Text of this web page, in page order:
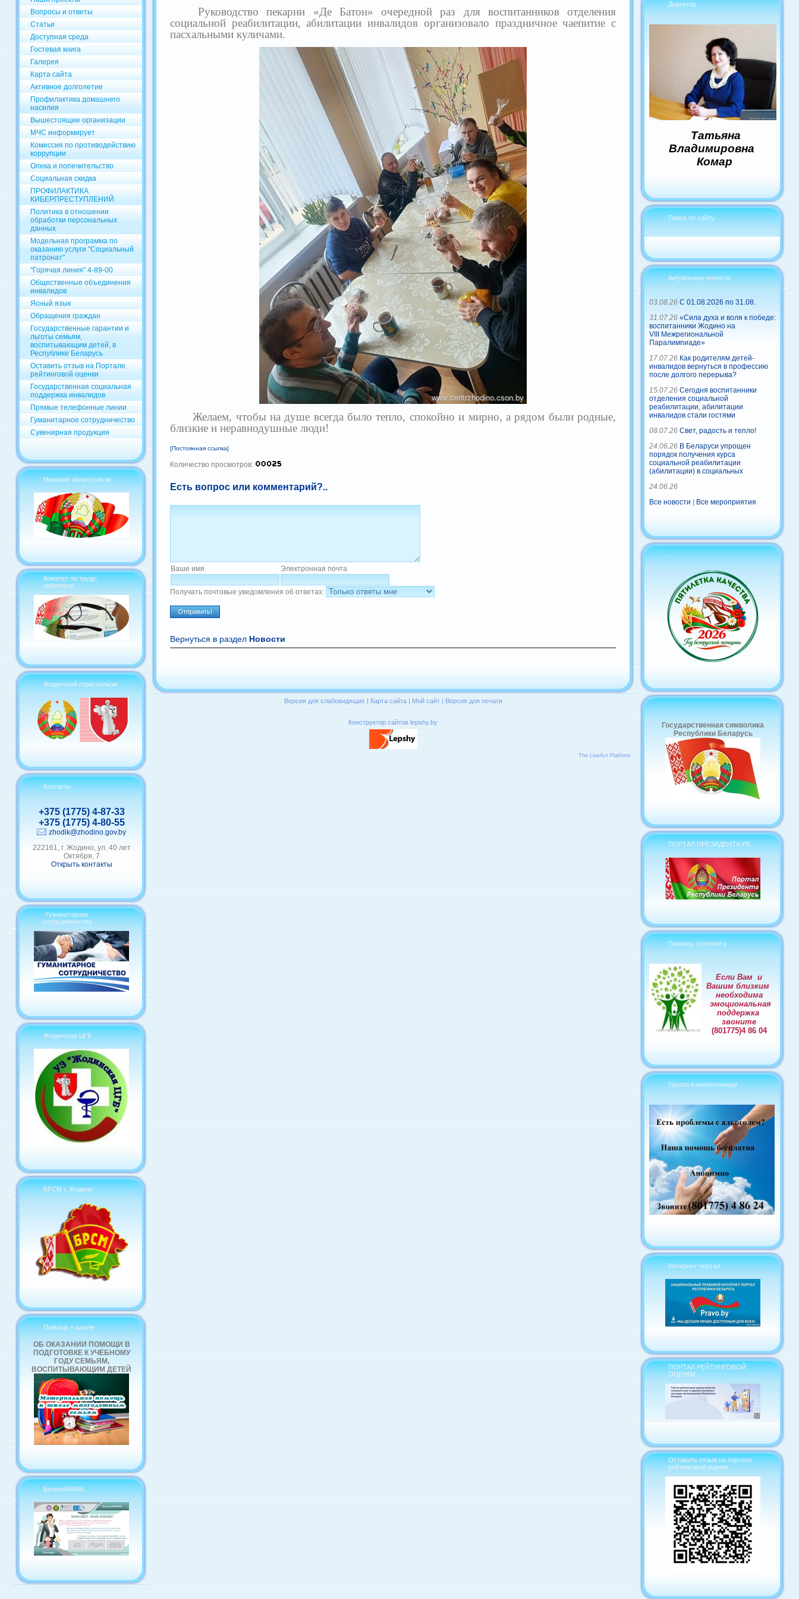
Вопросы и ответы
Статьи
Доступная среда
Гостевая книга
Галерея
Карта сайта
Активное долголетие
Профилактика домашнего
насилия
Вышестоящие организации
МЧС информирует
Комиссия по противодействию
коррупции
Опека и попечительство
Социальная скидка
ПРОФИЛАКТИКА
КИБЕРПРЕСТУПЛЕНИЙ
Политика в отношении
обработки персональных
данных
Модельная программа по
оказанию услуги "Социальный
патронат"
"Горячая линия" 4-89-00
Общественные объединения
инвалидов
Ясный язык
Обращения граждан
Государственные гарантии и
льготы семьям,
воспитывающим детей, в
Республике Беларусь
Оставить отзыв на Портале
рейтинговой оценки
Государственная социальная
поддержка инвалидов
Прямые телефонные линии
Гуманитарное сотрудничество
Сувенирная продукция
Минский облисполком
Комитет по труду,
занятости
Жодинский горисполком
Контакты
+375 (1775) 4-87-33
+375 (1775) 4-80-55
zhodik@zhodino.gov.by
222161, г. Жодино, ул. 40 лет
Октября, 7
Открыть контакты
-Гуманитарное
сотрудничество
Жодинская ЦГБ
БРСМ г. Жодино
Помощь к школе
ОБ ОКАЗАНИИ ПОМОЩИ В
ПОДГОТОВКЕ К УЧЕБНОМУ
ГОДУ СЕМЬЯМ,
ВОСПИТЫВАЮЩИМ ДЕТЕЙ
БизнесМАМА
Руководство пекарни «Де Батон» очередной раз для воспитанников отделения
социальной реабилитации, абилитации инвалидов организовало праздничное чаепитие с
пасхальными куличами.
Желаем, чтобы на душе всегда было тепло, спокойно и мирно, а рядом были родные,
близкие и неравнодушные люди!
[Постоянная ссылка]
Количество просмотров:
Есть вопрос или комментарий?..
Ваше имя Электронная почта
Получать почтовые уведомления об ответах:
Вернуться в раздел Новости
Версия для слабовидящих | Карта сайта | Мой сайт | Версия для печати
Конструктор сайтов lepshy.by
The LineAct Platform
Директор
Татьяна
Владимировна
Комар
Поиск по сайту
Актуальные новости
03.08.26 С 01.08.2026 по 31.08.
31.07.26 «Сила духа и воля к победе:
воспитанники Жодино на
VIII Межрегиональной
Паралимпиаде»
17.07.26 Как родителям детей-
инвалидов вернуться в профессию
после долгого перерыва?
15.07.26 Сегодня воспитанники
отделения социальной
реабилитации, абилитации
инвалидов стали гостями
08.07.26 Свет, радость и тепло!
24.06.26 В Беларуси упрощен
порядок получения курса
социальной реабилитации
(абилитации) в социальных
24.06.26
Все новости
Все мероприятия
-
Государственная символика
Республики Беларусь
ПОРТАЛ ПРЕЗИДЕНТА РБ
Помощь психолога
Если Вам и
Вашим близким
необходима
эмоциональная
поддержка
звоните
(801775)4 86 04
Группа взаимопомощи
Интернет-портал
ПОРТАЛ РЕЙТИНГОВОЙ
ОЦЕНКИ
Оставить отзыв на портале
рейтинговой оценки